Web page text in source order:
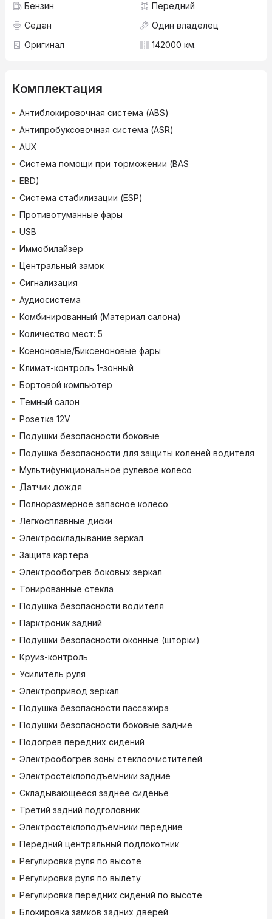
Бензин
Передний
Седан
Один владелец
Оригинал
142000 км.
Комплектация
Антиблокировочная система (ABS)
Антипробуксовочная система (ASR)
AUX
Система помощи при торможении (BAS
EBD)
Система стабилизации (ESP)
Противотуманные фары
USB
Иммобилайзер
Центральный замок
Сигнализация
Аудиосистема
Комбинированный (Материал салона)
Количество мест: 5
Ксеноновые/Биксеноновые фары
Климат-контроль 1-зонный
Бортовой компьютер
Темный салон
Розетка 12V
Подушки безопасности боковые
Подушка безопасности для защиты коленей водителя
Мультифункциональное рулевое колесо
Датчик дождя
Полноразмерное запасное колесо
Легкосплавные диски
Электроскладывание зеркал
Защита картера
Электрообогрев боковых зеркал
Тонированные стекла
Подушка безопасности водителя
Парктроник задний
Подушки безопасности оконные (шторки)
Круиз-контроль
Усилитель руля
Электропривод зеркал
Подушка безопасности пассажира
Подушки безопасности боковые задние
Подогрев передних сидений
Электрообогрев зоны стеклоочистителей
Электростеклоподъемники задние
Складывающееся заднее сиденье
Третий задний подголовник
Электростеклоподъемники передние
Передний центральный подлокотник
Регулировка руля по высоте
Регулировка руля по вылету
Регулировка передних сидений по высоте
Блокировка замков задних дверей